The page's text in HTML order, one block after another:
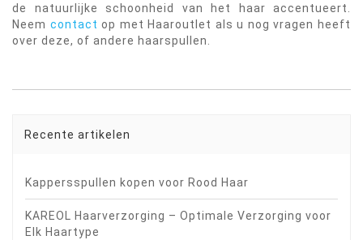
de natuurlijke schoonheid van het haar accentueert.
Neem contact op met Haaroutlet als u nog vragen heeft
over deze, of andere haarspullen.
Recente artikelen
Kappersspullen kopen voor Rood Haar
KAREOL Haarverzorging – Optimale Verzorging voor
Elk Haartype